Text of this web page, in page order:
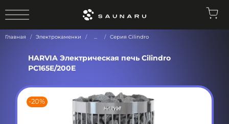
Главная Электрокаменки ... Серия Cilindro
-20%
HARVIA Электрическая печь Cilindro
PC165E/200E